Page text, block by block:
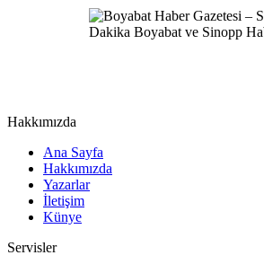
Hakkımızda
Ana Sayfa
Hakkımızda
Yazarlar
İletişim
Künye
Servisler